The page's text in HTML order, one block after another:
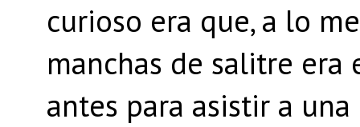
curioso era que, a lo
manchas de salitre
antes para asistir a